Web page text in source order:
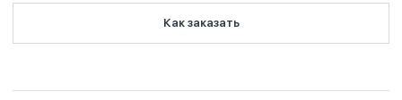
Как заказать